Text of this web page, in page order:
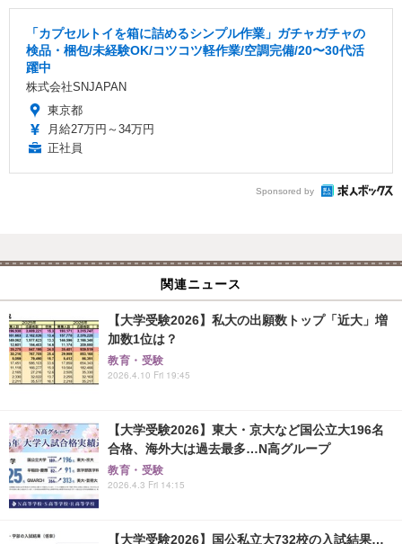
「カプセルトイを箱に詰めるシンプル作業」ガチャガチャの
検品・梱包/未経験OK/コツコツ軽作業/空調完備/20〜30代活
躍中
株式会社SNJAPAN
東京都
月給27万円～34万円
正社員
Sponsored by
関連ニュース
【大学受験2026】私大の出願数トップ「近大」増
加数1位は？
教育・受験
2026.4.10 Fri 19:45
【大学受験2026】東大・京大など国公立大196名
合格、海外大は過去最多…N高グループ
教育・受験
2026.4.3 Fri 14:15
【大学受験2026】国公私立大732校の入試結果…